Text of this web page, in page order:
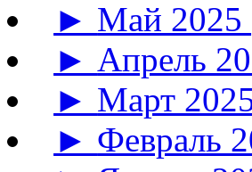
► Май 2025
► Апрель
► Март
► Февраль